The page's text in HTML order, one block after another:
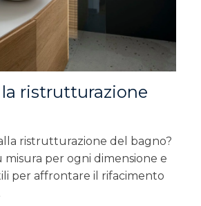
ristrutturazione
ristrutturazione del bagno?
misura per ogni dimensione e
per affrontare il rifacimento